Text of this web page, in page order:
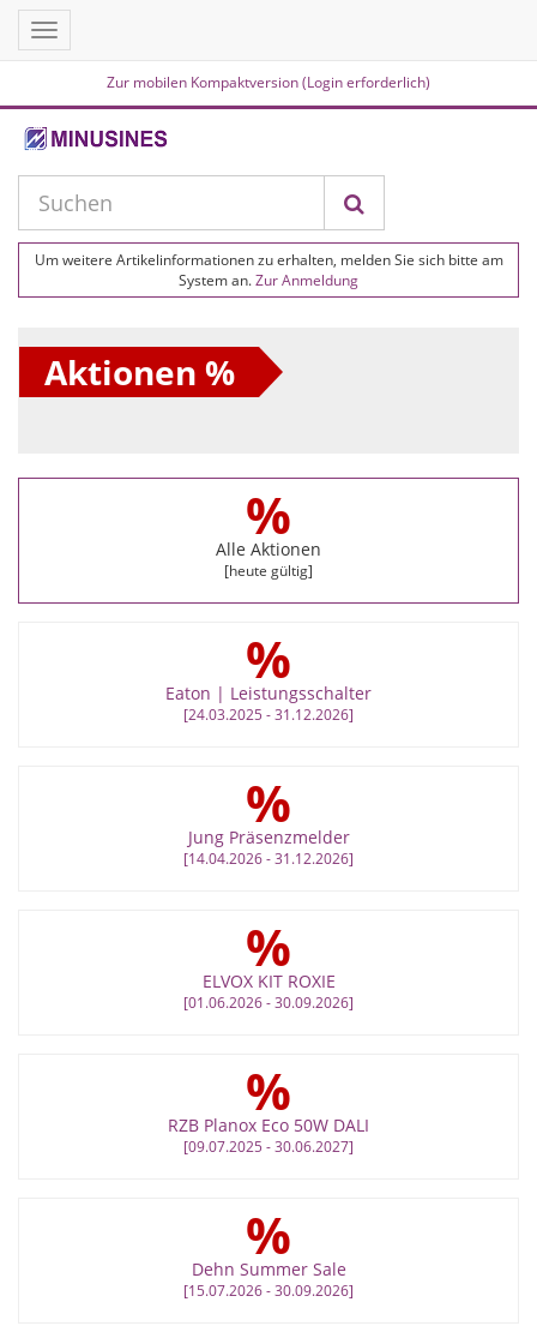
Zur mobilen Kompaktversion (Login erforderlich)
Toggle
navigation
Um weitere Artikelinformationen zu erhalten, melden Sie sich bitte am
System an.Zur Anmeldung
Aktionen %
%
Alle Aktionen
[heute gültig]
%
Eaton | Leistungsschalter
[24.03.2025 - 31.12.2026]
%
Jung Präsenzmelder
[14.04.2026 - 31.12.2026]
%
ELVOX KIT ROXIE
[01.06.2026 - 30.09.2026]
%
RZB Planox Eco 50W DALI
[09.07.2025 - 30.06.2027]
%
Dehn Summer Sale
[15.07.2026 - 30.09.2026]